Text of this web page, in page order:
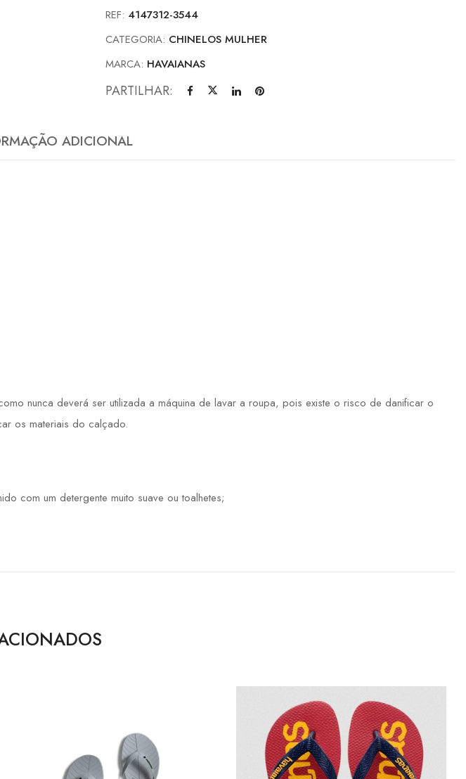
REF: 4147312-3544
CATEGORIA: CHINELOS MULHER
MARCA: HAVAIANAS
PARTILHAR:
ADICIONAL
nunca deverá ser utilizada a máquina de lavar a roupa, pois existe o risco de danificar o
os materiais do calçado.
com um detergente muito suave ou toalhetes;